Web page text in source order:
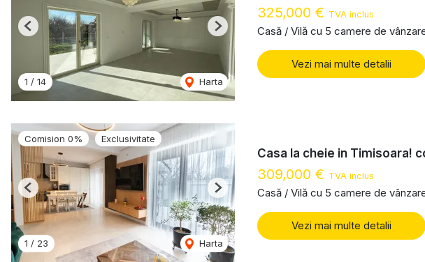
1 / 14 Harta
Previous Next
325,000 € TVA inclus
Casă / Vilă cu 5 camere de
Vezi mai multe detalii
Comision 0% Exclusivitate
1 / 23 Harta
Previous Next
Casa la cheie in Timisoara!
309,000 € TVA inclus
Casă / Vilă cu 5 camere de
Vezi mai multe detalii